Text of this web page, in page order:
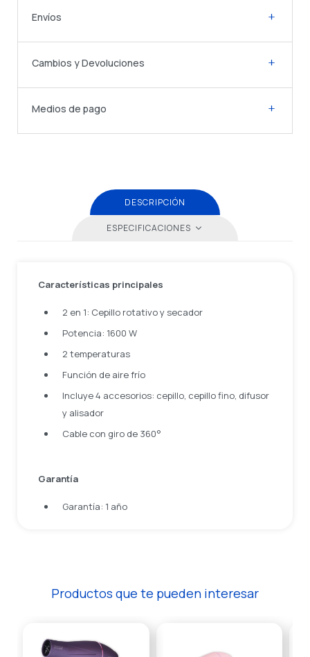
Envíos
Cambios y Devoluciones
Medios de pago
DESCRIPCIÓN
ESPECIFICACIONES
Características principales
2 en 1: Cepillo rotativo y secador
Potencia: 1600 W
2 temperaturas
Función de aire frío
Incluye 4 accesorios: cepillo, cepillo fino, difusor
y alisador
Cable con giro de 360°
Garantía
Garantía: 1 año
Productos que te pueden interesar